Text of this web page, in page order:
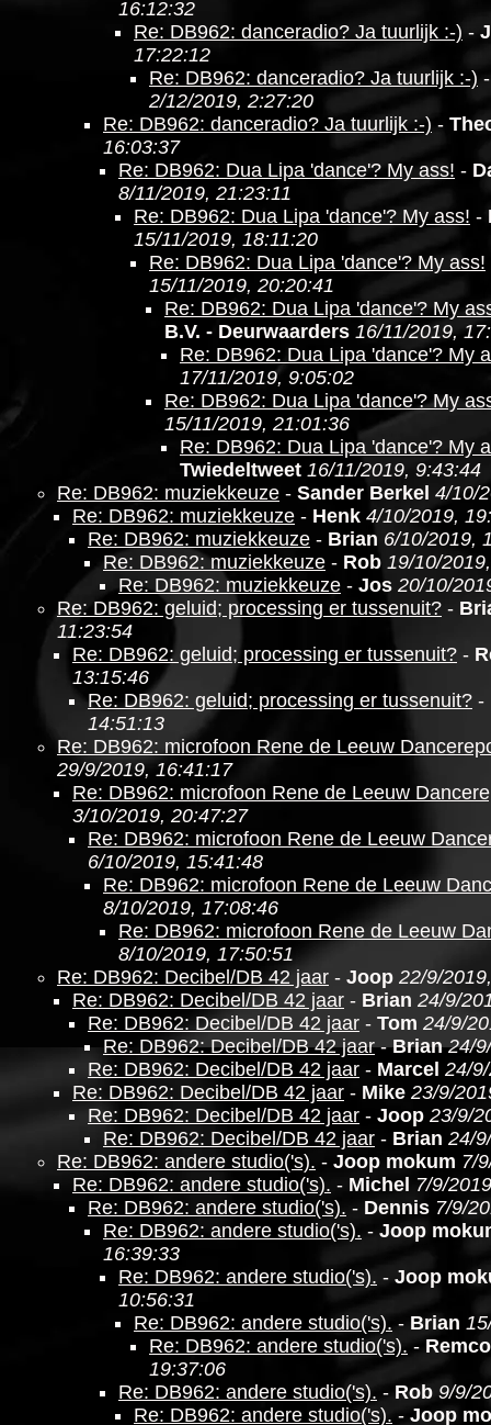
16:12:32
Re: DB962: danceradio? Ja tuurlijk :-) -
17:22:12
Re: DB962: danceradio? Ja tuurlijk :-)
2/12/2019, 2:27:20
Re: DB962: danceradio? Ja tuurlijk :-) -
16:03:37
Re: DB962: Dua Lipa 'dance'? My ass! -
8/11/2019, 21:23:11
Re: DB962: Dua Lipa 'dance'? My ass! -
15/11/2019, 18:11:20
Re: DB962: Dua Lipa 'dance'? My ass!
15/11/2019, 20:20:41
Re: DB962: Dua Lipa 'dance'? My
B.V. - Deurwaarders 16/11/2019,
Re: DB962: Dua Lipa 'dance'? My
17/11/2019, 9:05:02
Re: DB962: Dua Lipa 'dance'? My
15/11/2019, 21:01:36
Re: DB962: Dua Lipa 'dance'? My
Twiedeltweet 16/11/2019, 9:43:44
Re: DB962: muziekkeuze - Sander Berkel 4/10/
Re: DB962: muziekkeuze - Henk 4/10/2019,
Re: DB962: muziekkeuze - Brian 6/10/2019,
Re: DB962: muziekkeuze - Rob 19/10/
Re: DB962: muziekkeuze - Jos 20/10/
Re: DB962: geluid; processing er tussenuit? -
11:23:54
Re: DB962: geluid; processing er tussenuit? -
13:15:46
Re: DB962: geluid; processing er tussenuit? -
14:51:13
Re: DB962: microfoon Rene de Leeuw
29/9/2019, 16:41:17
Re: DB962: microfoon Rene de Leeuw
3/10/2019, 20:47:27
Re: DB962: microfoon Rene de Leeuw
6/10/2019, 15:41:48
Re: DB962: microfoon Rene de Leeuw
8/10/2019, 17:08:46
Re: DB962: microfoon Rene de Leeuw
8/10/2019, 17:50:51
Re: DB962: Decibel/DB 42 jaar - Joop 22/9/
Re: DB962: Decibel/DB 42 jaar - Brian 24/9/
Re: DB962: Decibel/DB 42 jaar - Tom 24/9/
Re: DB962: Decibel/DB 42 jaar-Brian 24/
Re: DB962: Decibel/DB 42 jaar - Marcel 24/
Re: DB962: Decibel/DB 42 jaar - Mike 23/9/
Re: DB962: Decibel/DB 42 jaar - Joop 23/9/
Re: DB962: Decibel/DB 42 jaar - Brian 24/
Re: DB962: andere studio('s). - Joop mokum 7/
Re: DB962: andere studio('s). - Michel 7/9/
Re: DB962: andere studio('s). - Dennis 7/9/
Re: DB962: andere studio('s). - Joop
16:39:33
Re: DB962: andere studio('s). - Joop
10:56:31
Re: DB962: andere studio('s). - Brian
Re: DB962: andere studio('s). - Remco
19:37:06
Re: DB962: andere studio('s). - Rob 9/9/
Re: DB962: andere studio('s). - Joop